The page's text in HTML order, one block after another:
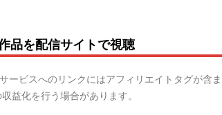
品を配信サイトで視聴
ービスへのリンクにはアフィリエイトタグが含
益化を行う場合があります。